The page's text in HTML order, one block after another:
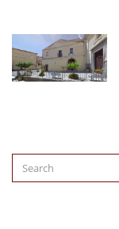
Search
for: